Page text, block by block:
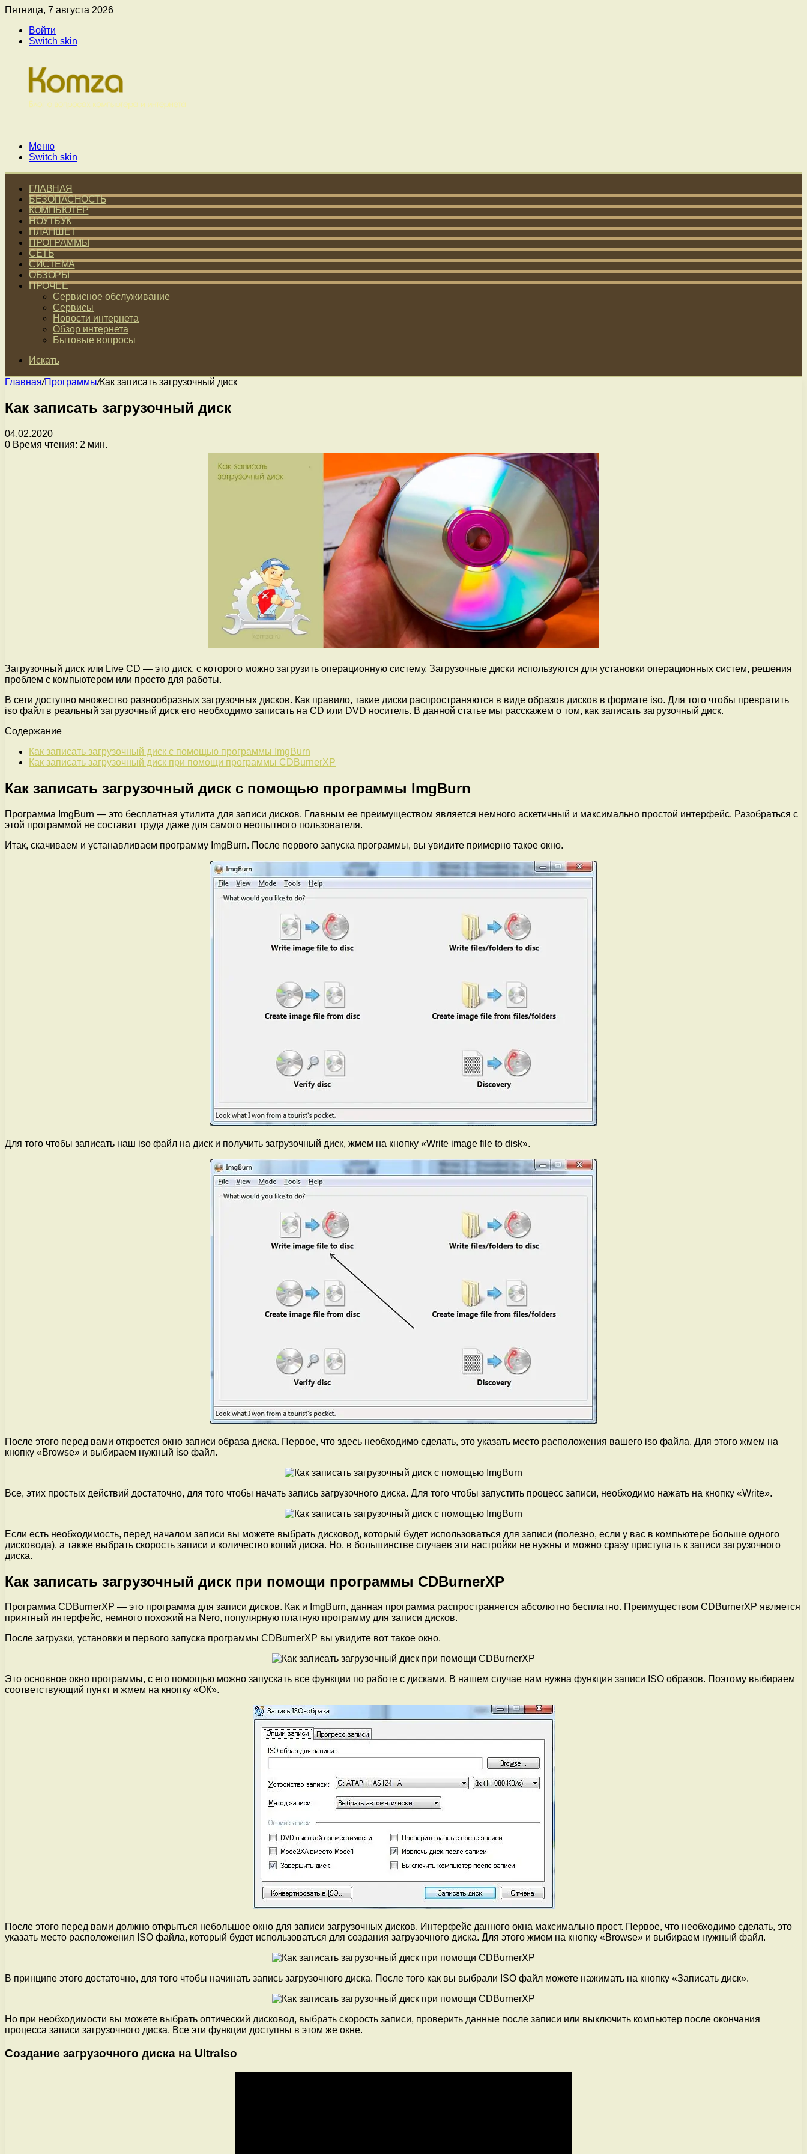
Пятница, 7 августа 2026
Войти
Switch skin
Меню
Switch skin
ГЛАВНАЯ
БЕЗОПАСНОСТЬ
КОМПЬЮТЕР
НОУТБУК
ПЛАНШЕТ
ПРОГРАММЫ
СЕТЬ
СИСТЕМА
ОБЗОРЫ
ПРОЧЕЕ
Сервисное обслуживание
Сервисы
Новости интернета
Обзор интернета
Бытовые вопросы
Искать
Главная/Программы/Как записать загрузочный диск
Как записать загрузочный диск
04.02.2020
0 Время чтения: 2 мин.
Загрузочный диск или Live CD — это диск, с которого можно загрузить операционную систему. Загрузочные диски используются для установки операционных систем, решения
проблем с компьютером или просто для работы.
В сети доступно множество разнообразных загрузочных дисков. Как правило, такие диски распространяются в виде образов дисков в формате iso. Для того чтобы превратить
iso файл в реальный загрузочный диск его необходимо записать на CD или DVD носитель. В данной статье мы расскажем о том, как записать загрузочный диск.
Содержание
Как записать загрузочный диск с помощью программы ImgBurn
Как записать загрузочный диск при помощи программы CDBurnerXP
Как записать загрузочный диск с помощью программы ImgBurn
Программа ImgBurn — это бесплатная утилита для записи дисков. Главным ее преимуществом является немного аскетичный и максимально простой интерфейс. Разобраться с
этой программой не составит труда даже для самого неопытного пользователя.
Итак, скачиваем и устанавливаем программу ImgBurn. После первого запуска программы, вы увидите примерно такое окно.
Для того чтобы записать наш iso файл на диск и получить загрузочный диск, жмем на кнопку «Write image file to disk».
После этого перед вами откроется окно записи образа диска. Первое, что здесь необходимо сделать, это указать место расположения вашего iso файла. Для этого жмем на
кнопку «Browse» и выбираем нужный iso файл.
Все, этих простых действий достаточно, для того чтобы начать запись загрузочного диска. Для того чтобы запустить процесс записи, необходимо нажать на кнопку «Write».
Если есть необходимость, перед началом записи вы можете выбрать дисковод, который будет использоваться для записи (полезно, если у вас в компьютере больше одного
дисковода), а также выбрать скорость записи и количество копий диска. Но, в большинстве случаев эти настройки не нужны и можно сразу приступать к записи загрузочного
диска.
Как записать загрузочный диск при помощи программы CDBurnerXP
Программа CDBurnerXP — это программа для записи дисков. Как и ImgBurn, данная программа распространяется абсолютно бесплатно. Преимуществом CDBurnerXP является
приятный интерфейс, немного похожий на Nero, популярную платную программу для записи дисков.
После загрузки, установки и первого запуска программы CDBurnerXP вы увидите вот такое окно.
Это основное окно программы, с его помощью можно запускать все функции по работе с дисками. В нашем случае нам нужна функция записи ISO образов. Поэтому выбираем
соответствующий пункт и жмем на кнопку «ОК».
После этого перед вами должно открыться небольшое окно для записи загрузочных дисков. Интерфейс данного окна максимально прост. Первое, что необходимо сделать, это
указать место расположения ISO файла, который будет использоваться для создания загрузочного диска. Для этого жмем на кнопку «Browse» и выбираем нужный файл.
В принципе этого достаточно, для того чтобы начинать запись загрузочного диска. После того как вы выбрали ISO файл можете нажимать на кнопку «Записать диск».
Но при необходимости вы можете выбрать оптический дисковод, выбрать скорость записи, проверить данные после записи или выключить компьютер после окончания
процесса записи загрузочного диска. Все эти функции доступны в этом же окне.
Создание загрузочного диска на UltraIso